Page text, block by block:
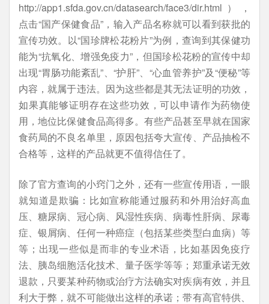
http://app1.sfda.gov.cn/datasearch/face3/dir.html），
点击“国产保健食品”，输入产品名称就可以看到获批的
宣传功效。以“国珍牌松花粉片”为例，查询到其保健功
能为“抗氧化、增强免疫力”，但国珍松花粉的宣传中却
出现“胃肠功能紊乱”、“护肝”、“心血管养护”及“便秘”等
内容，就属于违法。因为这些都是其无法证明的功效，
如果真能够证明存在这些功效，可以申请作为药物使
用，地位比保健食品高得多。有些产品甚至早就在国家
食药局的不良名单里，原因包括夸大宣传、产品抽检不
合格等，这样的产品就更不值得信任了。
除了官方查询的小窍门之外，还有一些宣传用语，一眼
就知道是欺骗：比如宣称能通过服药和外用治好高血
压、糖尿病、冠心病、风湿性疾病、病毒性肝病、尿毒
症、银屑病、任何一种癌症（包括某些类型白血病）等
等；出现一些似是而非的专业术语，比如基因免疫疗
法、胰岛细胞活化技术、量子医学等等；郑重承诺无效
退款，只要某种药物或治疗方法确实对疾病有效，并且
利大于弊，就不可能做出这样的承诺；带有高官特供、